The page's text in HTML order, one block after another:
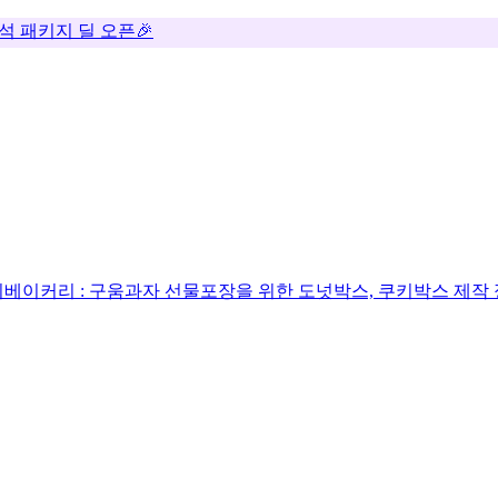
패키지 딜 오픈🎉
베이커리 : 구움과자 선물포장을 위한 도넛박스, 쿠키박스 제작